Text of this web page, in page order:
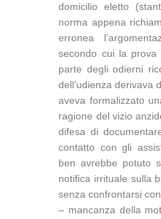
domicilio eletto
norma appena
erronea
secondo cui la prova
parte degli odierni
dell’udienza derivava
aveva formalizzato
ragione del vizio
difesa di
contatto con gli
ben avrebbe potuto
notifica irrituale sulla
senza confrontarsi
– mancanza della